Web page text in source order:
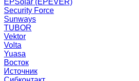
EPSolar (EPEVER)
Security Force
Sunways
TUBOR
Vektor
Volta
Yuasa
Восток
Источник